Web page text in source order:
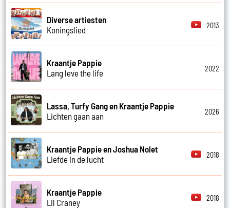
Diverse artiesten
Koningslied
2013
Kraantje Pappie
Lang leve the life
2022
Lassa, Turfy Gang en Kraantje Pappie
Lichten gaan aan
2026
Kraantje Pappie en Joshua Nolet
Liefde in de lucht
2018
Kraantje Pappie
Lil Craney
2018